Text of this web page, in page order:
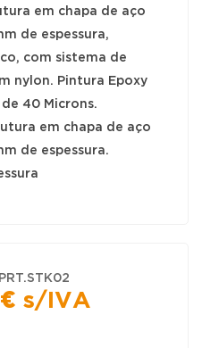
em chapa de aço
de espessura,
com sistema de
nylon. Pintura Epoxy
40 Microns.
em chapa de aço
de espessura.
€ O
s/IVA